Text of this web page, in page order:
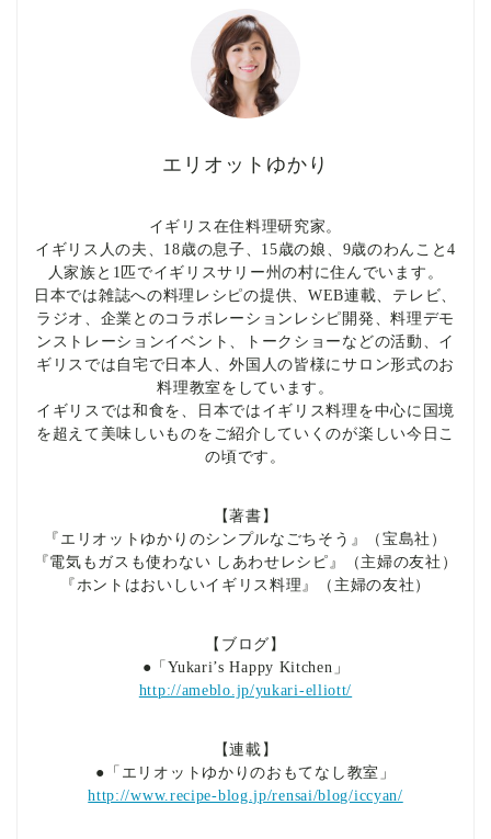
エリオットゆかり
イギリス在住料理研究家。
イギリス人の夫、18歳の息子、15歳の娘、9歳のわんこと4
人家族と1匹でイギリスサリー州の村に住んでいます。
日本では雑誌への料理レシピの提供、WEB連載、テレビ、
ラジオ、企業とのコラボレーションレシピ開発、料理デモ
ンストレーションイベント、トークショーなどの活動、イ
ギリスでは自宅で日本人、外国人の皆様にサロン形式のお
料理教室をしています。
イギリスでは和食を、日本ではイギリス料理を中心に国境
を超えて美味しいものをご紹介していくのが楽しい今日こ
の頃です。
【著書】
『エリオットゆかりのシンプルなごちそう』（宝島社）
『電気もガスも使わない しあわせレシピ』（主婦の友社）
『ホントはおいしいイギリス料理』（主婦の友社）
【ブログ】
●「Yukari’s Happy Kitchen」
http://ameblo.jp/yukari-elliott/
【連載】
●「エリオットゆかりのおもてなし教室」
http://www.recipe-blog.jp/rensai/blog/iccyan/